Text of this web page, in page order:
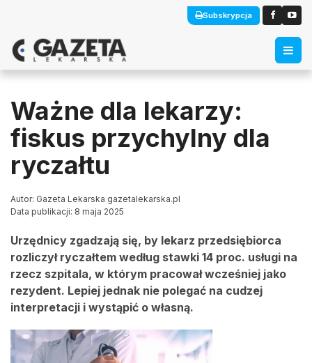
Subskrypcja
Ważne dla lekarzy:
fiskus przychylny dla
ryczałtu
Autor: Gazeta Lekarska gazetalekarska.pl
Data publikacji: 8 maja 2025
Urzędnicy zgadzają się, by lekarz przedsiębiorca
rozliczył ryczałtem według stawki 14 proc. usługi na
rzecz szpitala, w którym pracował wcześniej jako
rezydent. Lepiej jednak nie polegać na cudzej
interpretacji i wystąpić o własną.